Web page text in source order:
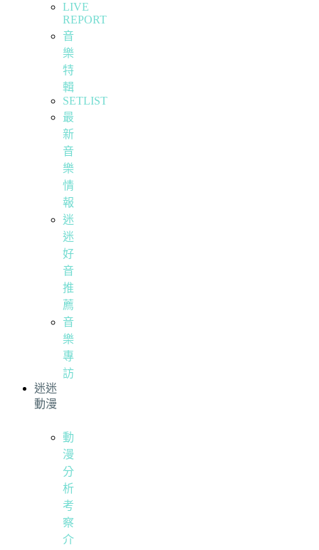
LIVE
REPORT
音
樂
特
輯
SETLIST
最
新
音
樂
情
報
迷
迷
好
音
推
薦
音
樂
專
訪
迷迷
動漫
動
漫
分
析
考
察
介